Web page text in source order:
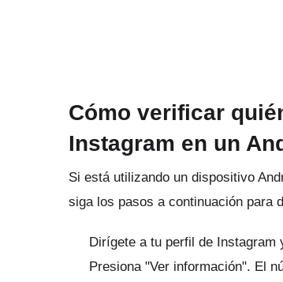
Cómo verificar
Instagram en un
Si está utilizando un dispositivo
siga los pasos a continuación para
Dirígete a tu perfil de Instagram
Presiona "Ver información". El